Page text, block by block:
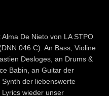
De Nieto von LA STPO
046 C). An Bass, Violine
Desloges, an Drums &
Babin, an Guitar der
der liebenswerte
wieder unser